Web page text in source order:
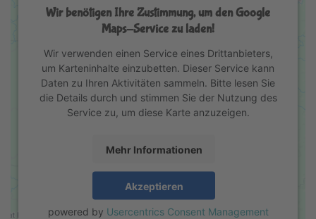
Wir benötigen Ihre Zustimmung, um den Google
Maps-Service zu laden!
Wir verwenden einen Service eines Drittanbieters,
um Karteninhalte einzubetten. Dieser Service kann
Daten zu Ihren Aktivitäten sammeln. Bitte lesen Sie
die Details durch und stimmen Sie der Nutzung des
Service zu, um diese Karte anzuzeigen.
Mehr Informationen
Akzeptieren
powered by Usercentrics Consent Management